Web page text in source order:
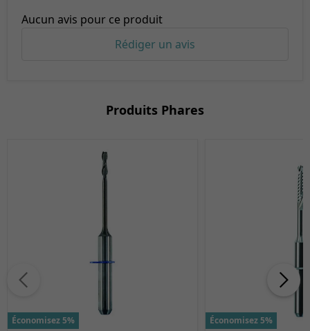
Aucun avis pour ce produit
Rédiger un avis
Produits Phares
Économisez 5% Économisez 5%